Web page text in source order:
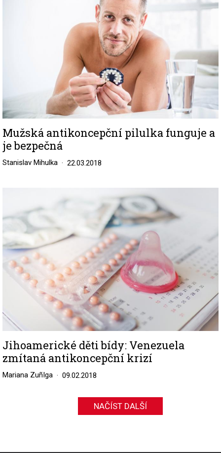
Mužská antikoncepční pilulka funguje a
je bezpečná
Stanislav Mihulka 22.03.2018
Jihoamerické děti bídy: Venezuela
zmítaná antikoncepční krizí
Mariana ZuñIga 09.02.2018
NAČÍST DALŠÍ